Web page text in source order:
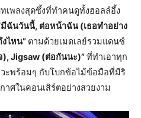
เพลงสุดซึ้งที่ทำคนดูทั้งฮอลล์อึ้ง
ฉันวันนี้, ต่อหน้าฉัน (เธอทําอย่าง
ไหน” ตามด้วยเมดเลย์รวมแดนซ์
), Jigsaw (ต่อกันนะ)”ที่ทำเอาทุก
ะพร้อมๆ กับโบกข้อไม้ข้อมือที่มีริ
ศในคอนเสิร์ตอย่างสวยงาม